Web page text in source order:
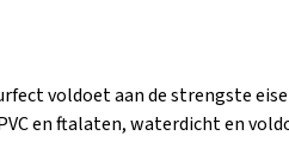
voldoet aan de strengste
en ftalaten, waterdicht en